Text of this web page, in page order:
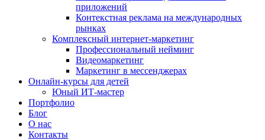
приложений
Контекстная реклама на международных
рынках
Комплексный интернет-маркетинг
Профессиональный нейминг
Видеомаркетинг
Маркетинг в мессенджерах
Онлайн-курсы для детей
Юный ИТ-мастер
Портфолио
Блог
О нас
Контакты